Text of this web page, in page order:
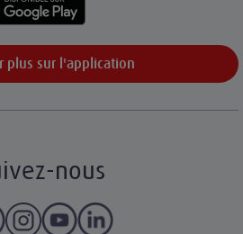
plus sur l'application
nous